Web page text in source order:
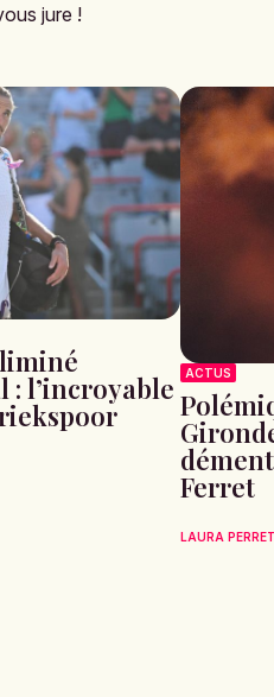
jure !
: l’incroyable ACTUS
Ferret
LAURA